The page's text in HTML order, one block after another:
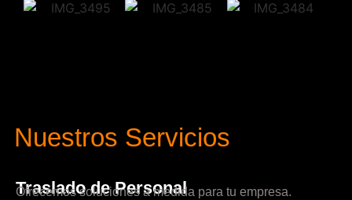
Nuestros Servicios
Traslado de Personal
Ofrecemos soluciones a medida para tu empresa.